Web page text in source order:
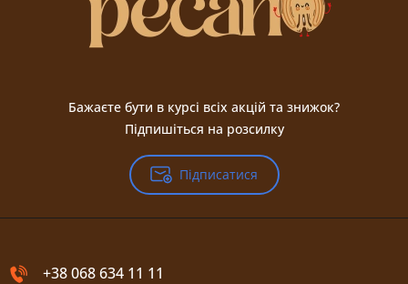
Бажаєте бути в курсі всіх акцій та знижок?
Підпишіться на розсилку
Підписатися
+38 068 634 11 11